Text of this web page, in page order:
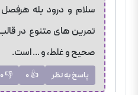
سلام و درود بله
تمرین های متنوع در
صحیح و غلط، و ... است.
پاسخ به نظر 👍
0
👎
0